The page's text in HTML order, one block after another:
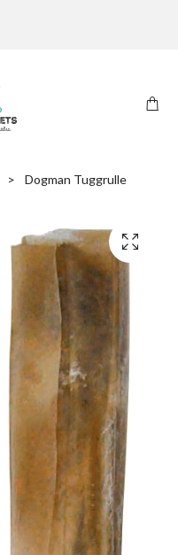
Dogman Tuggrulle